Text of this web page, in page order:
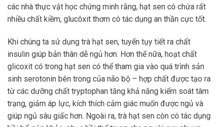
các nhà thực vật học chứng minh rằng, hạt sen có chứa rất
nhiều chất kiềm, glucôxit thơm có tác dụng an thần cực tốt.
Khi chúng ta sử dụng trà hạt sen, tuyến tụy tiết ra chất
insulin giúp bản thân dễ ngủ hơn. Hơn thế nữa, hoạt chất
glicoxit có trong hạt sen có thể tham gia vào quá trình sản
sinh serotonin bên trong của não bộ – hợp chất được tạo ra
từ các dưỡng chất tryptophan tăng khả năng kiểm soát tâm
trạng, giảm áp lực, kích thích cảm giác muốn được ngủ và
giúp ngủ sâu giấc hơn. Ngoài ra, trà hạt sen còn có tác dụng